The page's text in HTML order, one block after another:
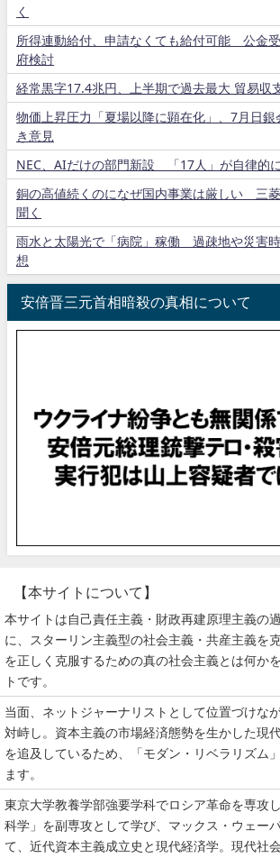
く
所得連動給付、申請なくても給付可能 公金
府検討
経常黒字17.4兆円、上半期で過去最大 貿易収
物価上昇圧力「夏場以降に顕在化」、7月日銀
き意見
NEC、AIだけの部門新設 「17人」が自律的
銅の高値続くのになぜ国内事業は厳しい 三
聞く
雨水と太陽光で「病院」稼働 過疎地や災害
想
安倍晋三元首相暗殺の真相について
【本サイトについて】
本サイトは自己責任主義・財政再建原理主義の
に、スターリン主義型の社会主義・共産主義を
を正しく克服するための真の社会主義とは何か
トです。
当面、ネットジャーナリストとして位置づけな
対峙し。資本主義の市場経済態勢を生かした現
を追及しているため、「モダン・リベラリズム
ます。
東京大学教養学部強要学科でロシア革命を専攻
科学」を副専攻として学び、マックス・ウェー
て、近代資本主義成立史と現代経済学。現代社